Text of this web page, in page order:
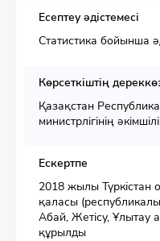
Есептеу әдістемесі
Статистика бойынша
Көрсеткіштің
Қазақстан
министрлігінің
Ескертпе
2018 жылы
қаласы
Абай, Жетісу,
құрылды